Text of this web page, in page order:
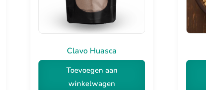
Clavo Huasca
Toevoegen aan
winkelwagen